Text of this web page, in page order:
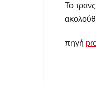
Το
πηγή